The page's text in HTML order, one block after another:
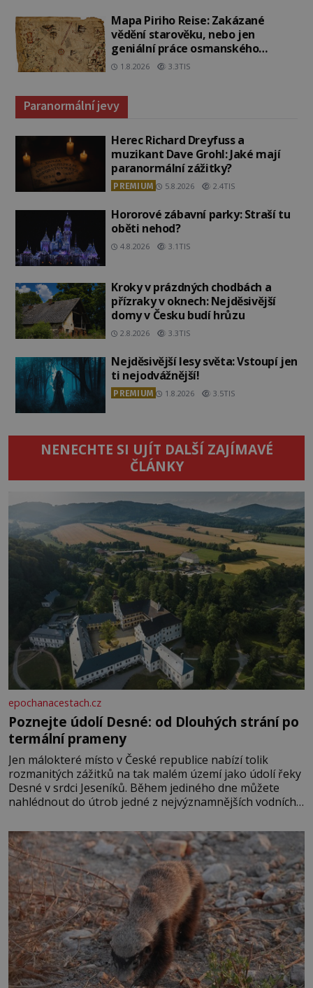
Mapa Piriho Reise: Zakázané
vědění starověku, nebo jen
geniální práce osmanského
admirála?
1.8.2026 3.3TIS
Paranormální jevy
Herec Richard Dreyfuss a
muzikant Dave Grohl: Jaké mají
paranormální zážitky?
PREMIUM 5.8.2026 2.4TIS
Hororové zábavní parky: Straší tu
oběti nehod?
4.8.2026 3.1TIS
Kroky v prázdných chodbách a
přízraky v oknech: Nejděsivější
domy v Česku budí hrůzu
2.8.2026 3.3TIS
Nejděsivější lesy světa: Vstoupí jen
ti nejodvážnější!
PREMIUM 1.8.2026 3.5TIS
NENECHTE SI UJÍT DALŠÍ ZAJÍMAVÉ
ČLÁNKY
epochanacestach.cz
Poznejte údolí Desné: od Dlouhých strání po
termální prameny
Jen málokteré místo v České republice nabízí tolik
rozmanitých zážitků na tak malém území jako údolí řeky
Desné v srdci Jeseníků. Během jediného dne můžete
nahlédnout do útrob jedné z nejvýznamnějších vodních
se na koloběžce a den zakončit poznáváním památek ve
Velkých Losinách nebo v termálním